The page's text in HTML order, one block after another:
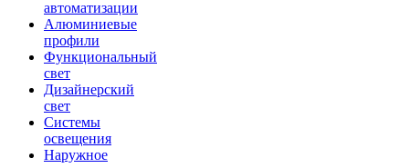
автоматизации
Алюминиевые
профили
Функциональный
свет
Дизайнерский
свет
Системы
освещения
Наружное